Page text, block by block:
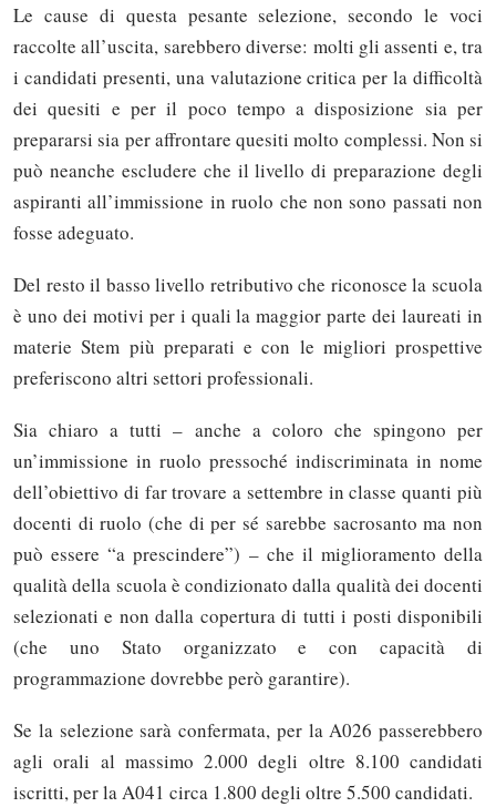
Le cause di questa pesante selezione, secondo le voci
raccolte all’uscita, sarebbero diverse: molti gli assenti e, tra
i candidati presenti, una valutazione critica per la difficoltà
dei quesiti e per il poco tempo a disposizione sia per
prepararsi sia per affrontare quesiti molto complessi. Non si
può neanche escludere che il livello di preparazione degli
aspiranti all’immissione in ruolo che non sono passati non
fosse adeguato.
Del resto il basso livello retributivo che riconosce la scuola
è uno dei motivi per i quali la maggior parte dei laureati in
materie Stem più preparati e con le migliori prospettive
preferiscono altri settori professionali.
Sia chiaro a tutti – anche a coloro che spingono per
un’immissione in ruolo pressoché indiscriminata in nome
dell’obiettivo di far trovare a settembre in classe quanti più
docenti di ruolo (che di per sé sarebbe sacrosanto ma non
può essere “a prescindere”) – che il miglioramento della
qualità della scuola è condizionato dalla qualità dei docenti
selezionati e non dalla copertura di tutti i posti disponibili
(che uno Stato organizzato e con capacità di
programmazione dovrebbe però garantire).
Se la selezione sarà confermata, per la A026 passerebbero
agli orali al massimo 2.000 degli oltre 8.100 candidati
iscritti, per la A041 circa 1.800 degli oltre 5.500 candidati.